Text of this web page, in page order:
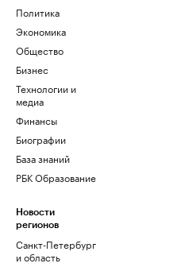
Политика
Экономика
Общество
Бизнес
Технологии и
медиа
Финансы
Биографии
База знаний
РБК Образование
Новости
регионов
Санкт-Петербург
и область